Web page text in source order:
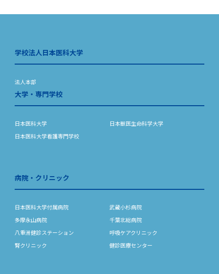
学校法人日本医科大学
法人本部
大学・専門学校
日本医科大学
日本獣医生命科学大学
日本医科大学看護専門学校
病院・クリニック
日本医科大学付属病院
武蔵小杉病院
多摩永山病院
千葉北総病院
八重洲健診ステーション
呼吸ケアクリニック
腎クリニック
健診医療センター